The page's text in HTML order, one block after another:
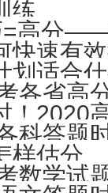
练
=高分
快速有
划适合
各省高
！2020
科答题
样估分
数学试